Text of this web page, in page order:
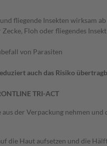
fliegende Insekten wirksam ab
Floh oder fliegendes
von Parasiten
auch das Risiko
TRI-ACT
der Verpackung nehmen
die Haut aufsetzen und die